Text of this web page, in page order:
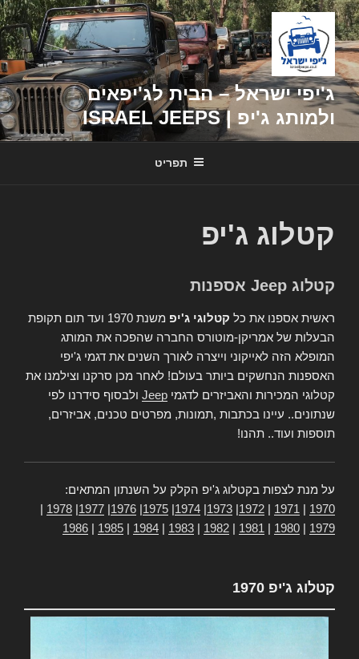
דילוג
לתוכן
ג'יפי ישראל – הבית לג'יפאים
ולמותג ג'יפ | ISRAEL JEEPS
תפריט
קטלוג ג'יפ
קטלוג Jeep אספנות
ראשית אספנו את כל קטלוגי ג'יפ
משנת 1970 ועד תום תקופת
הבעלות של אמריקן-מוטורס החברה שהפכה את המותג
המופלא הזה לאייקוני וייצרה לאורך השנים את דגמי ג'יפי
האספנות הנחשקים ביותר בעולם! לאחר מכן סרקנו וצילמנו את
קטלוגי המכירות והאביזרים לדגמי Jeep ולבסוף סידרנו לפי
שנתונים.. עיינו בכתבות ,תמונות, מפרטים טכנים, אביזרים,
תוספות ועוד.. תהנו!
על מנת לצפות בקטלוג ג'יפ הקלק על השנתון המתאים:
1970
1971
1972
1973
1974
1975
1976
1977
1978
1979
1980
1981
1982
1983
1984
1985
1986
קטלוג ג'יפ 1970